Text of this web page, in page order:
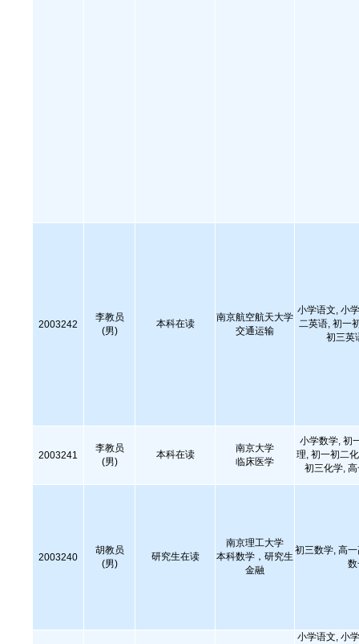
2003242
李教员
(男)
本科在读
南京航空航天大学
交通运输
小学语文, 小
二英语, 初一
初三英
2003241
李教员
(男)
本科在读
南京大学
临床医学
小学数学, 初
理, 初一初二
初三化学,
2003240
胡教员
(男)
研究生在读
南京理工大学
本科数学，研究生
金融
初三数学, 高
小学语文, 小